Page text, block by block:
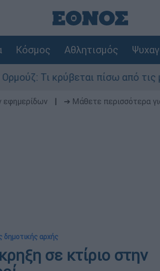
Κόσμος Αθλητισμός
πίσω από τις μυστικές
εφημερίδων ➔ Μάθετε περισσότερα
δημοτικής αρχής
σε κτίριο στην